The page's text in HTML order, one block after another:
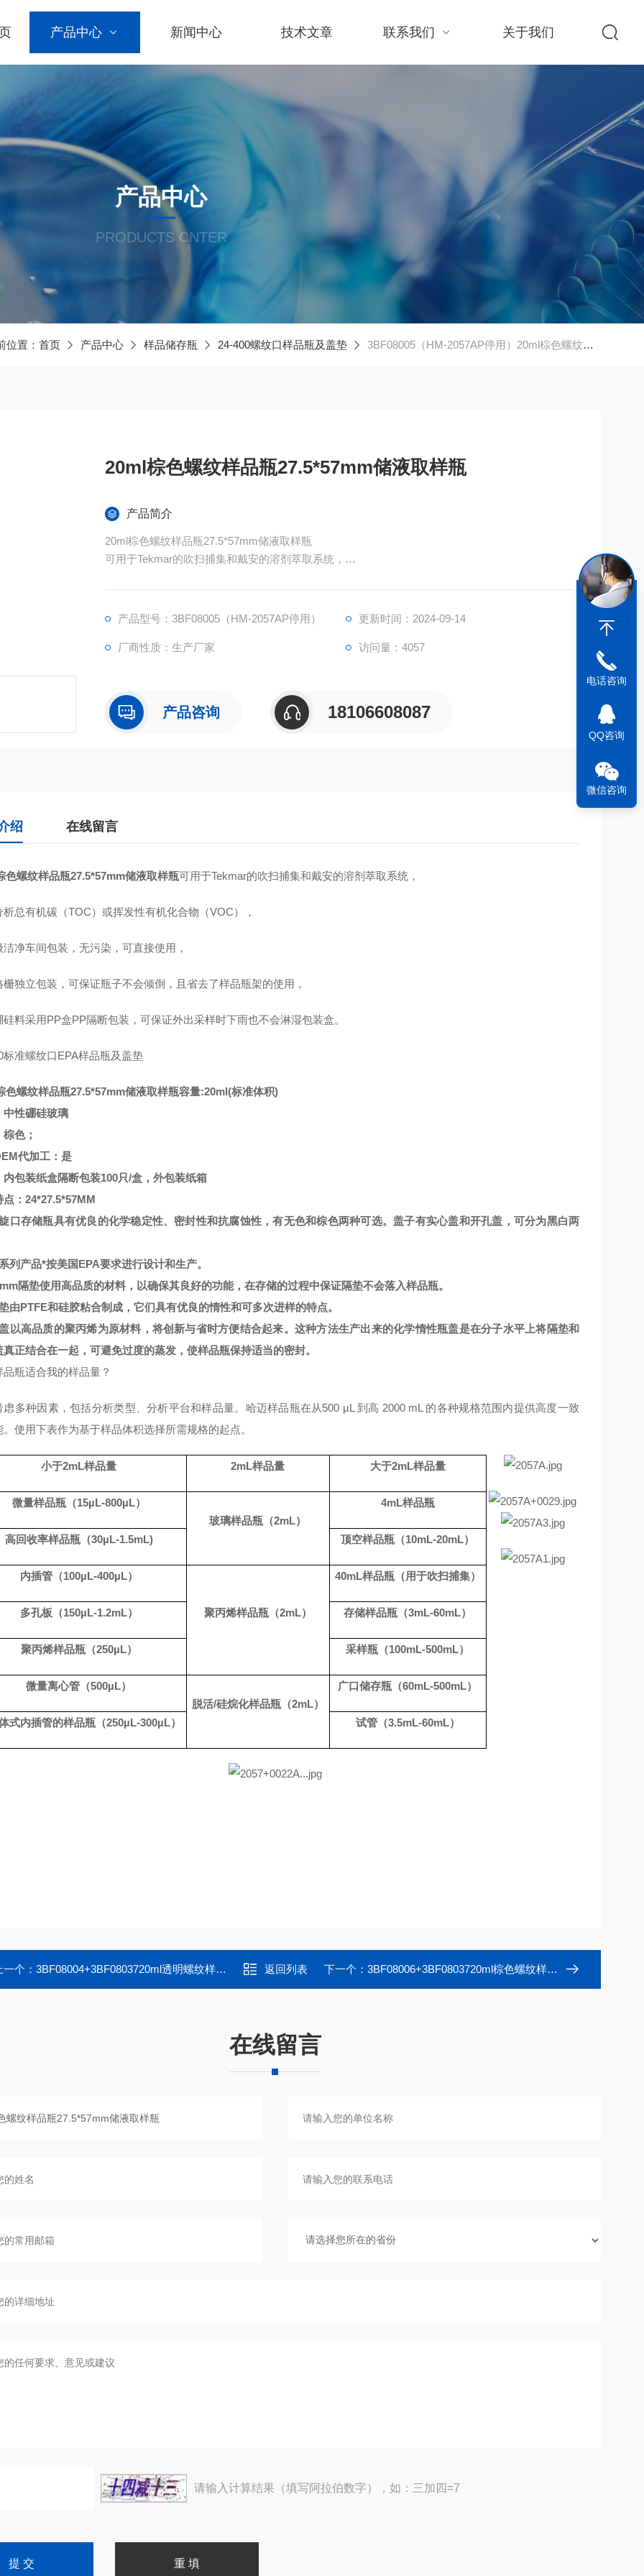
产品中心 新闻中心 技术文章 联系我们 关于我们
产品中心
PRODUCTS CNTER
位置： 首页 产品中心 样品储存瓶 24-400螺纹口样品瓶及盖垫 3BF08005（HM-2057AP停用）20ml棕色螺纹样品瓶27.5*57mm储液取样瓶
20ml棕色螺纹样品瓶27.5*57mm储液取样瓶
产品简介
20ml棕色螺纹样品瓶27.5*57mm储液取样瓶
可用于Tekmar的吹扫捕集和戴安的溶剂萃取系统，
产品型号：3BF08005（HM-2057AP停用）
更新时间：2024-09-14
厂商性质：生产厂家 访问量：4057
产品咨询 18106608087
绍 在线留言
色螺纹样品瓶27.5*57mm储液取样瓶可用于Tekmar的吹扫捕集和戴安的溶剂萃取系统，
析总有机碳（TOC）或挥发性有机化合物（VOC），
洁净车间包装，无污染，可直接使用，
栅独立包装，可保证瓶子不会倾倒，且省去了样品瓶架的使用，
硅料采用PP盒PP隔断包装，可保证外出采样时下雨也不会淋湿包装盒。
标准螺纹口EPA样品瓶及盖垫
色螺纹样品瓶27.5*57mm储液取样瓶容量:20ml(标准体积)
中性硼硅玻璃
色；
代加工：是
内包装纸盒隔断包装100只/盒，外包装纸箱
点：24*27.5*57MM
口存储瓶具有优良的化学稳定性、密封性和抗腐蚀性，有无色和棕色两种可选。盖子有实心盖和开孔盖，可分为黑白两
列产品*按美国EPA要求进行设计和生产。
隔垫使用高品质的材料，以确保其良好的功能，在存储的过程中保证隔垫不会落入样品瓶。
由PTFE和硅胶粘合制成，它们具有优良的惰性和可多次进样的特点。
以高品质的聚丙烯为原材料，将创新与省时方便结合起来。这种方法生产出来的化学惰性瓶盖是在分子水平上将隔垫和
真正结合在一起，可避免过度的蒸发，使样品瓶保持适当的密封。
品瓶适合我的样品量？
虑多种因素，包括分析类型、分析平台和样品量。哈迈样品瓶在从500 µL到高 2000 mL 的各种规格范围内提供高度一致
。使用下表作为基于样品体积选择所需规格的起点。
小于2mL样品量 2mL样品量 大于2mL样品量
微量样品瓶（15µL-800µL）
玻璃样品瓶（2mL）
4mL样品瓶
高回收率样品瓶（30µL-1.5mL) 顶空样品瓶（10mL-20mL）
内插管（100µL-400µL）
聚丙烯样品瓶（2mL）
40mL样品瓶（用于吹扫捕集）
多孔板（150µL-1.2mL） 存储样品瓶（3mL-60mL）
聚丙烯样品瓶（250µL） 采样瓶（100mL-500mL）
微量离心管（500µL）
脱活/硅烷化样品瓶（2mL）
广口储存瓶（60mL-500mL）
式内插管的样品瓶（250µL-300µL） 试管（3.5mL-60mL）
一个： 3BF08004+3BF0803720ml透明螺纹样品瓶印刷带书写27.5*57 返回列表 下一个： 3BF08006+3BF0803720ml棕色螺纹样品瓶带书写处24-400取样瓶
在线留言
请输入计算结果（填写阿拉伯数字），如：三加四=7
电话咨询
QQ咨询
微信咨询